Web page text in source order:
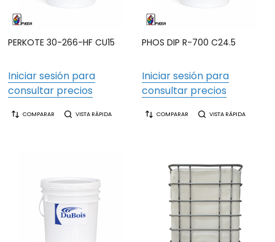
PERKOTE 30-266-HF CU15
Iniciar sesión para
consultar precios
COMPARAR VISTA RÁPIDA
PHOS DIP R-700 C24.5
Iniciar sesión para
consultar precios
COMPARAR VISTA RÁPIDA